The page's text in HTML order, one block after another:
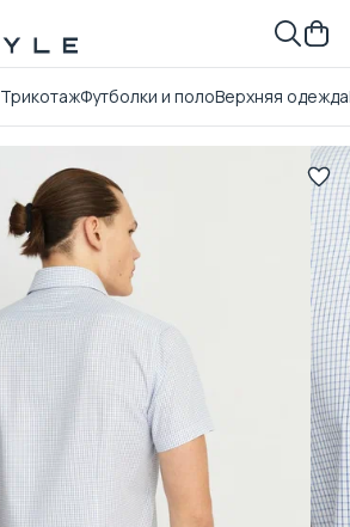
ТрикотажФутболки и полоВерхняя одежда